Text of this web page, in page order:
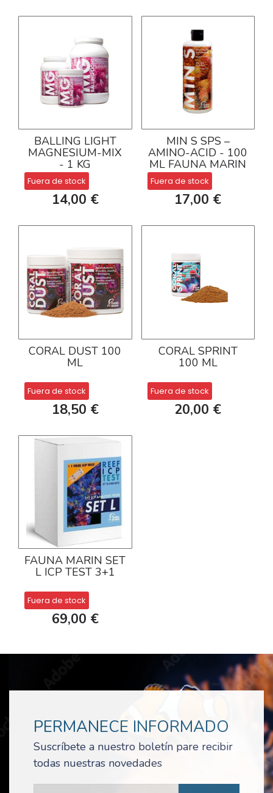
BALLING LIGHT
MAGNESIUM-MIX
- 1 KG
Fuera de stock
14,00 €
MIN S SPS –
AMINO-ACID - 100
ML FAUNA MARIN
Fuera de stock
17,00 €
CORAL DUST 100
ML
Fuera de stock
18,50 €
CORAL SPRINT
100 ML
Fuera de stock
20,00 €
FAUNA MARIN SET
L ICP TEST 3+1
Fuera de stock
69,00 €
PERMANECE INFORMADO
Suscríbete a nuestro boletín pare recibir
todas nuestras novedades